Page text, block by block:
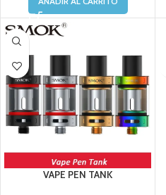
VAPE PEN TANK